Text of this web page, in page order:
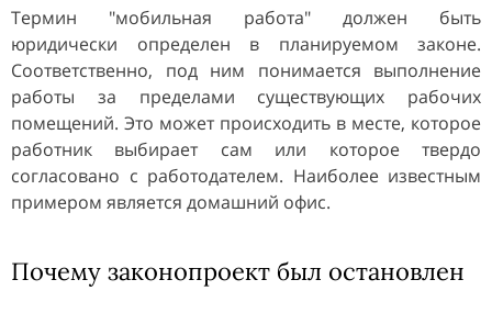
Термин "мобильная работа" должен быть
юридически определен в планируемом законе.
Соответственно, под ним понимается выполнение
работы за пределами существующих рабочих
помещений. Это может происходить в месте, которое
работник выбирает сам или которое твердо
согласовано с работодателем. Наиболее известным
примером является домашний офис.
Почему законопроект был остановлен